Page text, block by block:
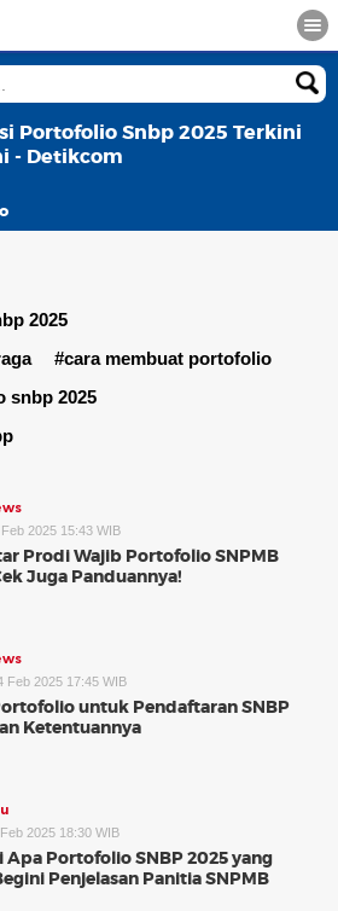
Portofolio Snbp 2025 Terkini
- Detikcom
2025
#cara membuat portofolio
snbp 2025
2025 15:43 WIB
Prodi Wajib Portofolio SNPMB
Juga Panduannya!
Feb 2025 17:45 WIB
untuk Pendaftaran SNBP
Ketentuannya
2025 18:30 WIB
Apa Portofolio SNBP 2025 yang
Penjelasan Panitia SNPMB